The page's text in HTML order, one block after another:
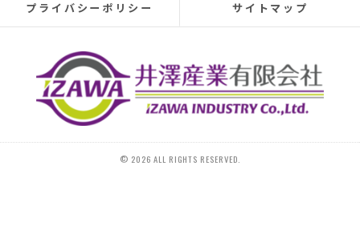
They conducted a thorough leak investigation
and inspecting the attic from the second-floor closet,
and were able to pinpoint the leak location.
They discovered that the roof tiles were significantly
deteriorated, with cracks in several places and even a
hole in one spot.
since I plan to move in the next 10-15 years, I requested
プライバシーポリシー サイトマップ
© 2026 ALL RIGHTS RESERVED.